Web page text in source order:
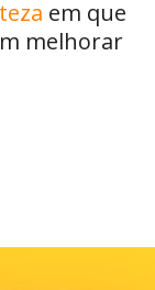
em que
melhorar